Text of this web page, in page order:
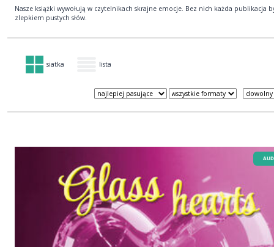
Nasze książki wywołują w czytelnikach skrajne emocje. Bez nich każda publikacja
zlepkiem pustych słów.
siatka lista